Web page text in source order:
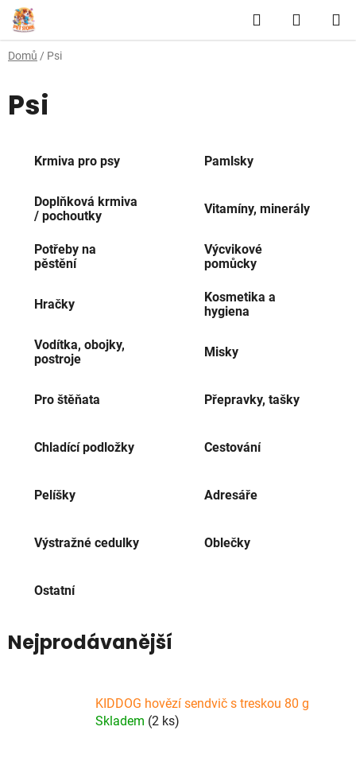
Přejít
na
obsah
Hledat
KOŠÍK
Domů / Psi
Psi
Krmiva pro psy Pamlsky
Doplňková krmiva
/ pochoutky
Vitamíny, minerály
Potřeby na
pěstění
Výcvikové
pomůcky
Hračky
Kosmetika a
hygiena
Vodítka, obojky,
postroje
Misky
Pro štěňata Přepravky, tašky
Chladící podložky Cestování
Pelíšky Adresáře
Výstražné cedulky Oblečky
Ostatní
Nejprodávanější
KIDDOG hovězí sendvič s treskou 80 g
Skladem (2 ks)